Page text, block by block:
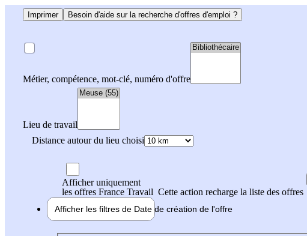
Imprimer Besoin d'aide sur la recherche d'offres d'emploi ?
Métier, compétence, mot-clé, numéro d'offre
Lieu de travail
Distance autour du lieu choisi
Afficher uniquement
les offres France Travail Cette action recharge la liste des offres
Afficher les filtres de Date de création de l'offre